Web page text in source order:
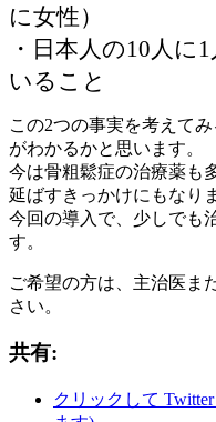
に女性）
・日本人の10人に
いること
この2つの事実を考えて
がわかるかと思います。
今は骨粗鬆症の治療薬も
延ばすきっかけにもなり
今回の導入で、少しでも
す。
ご希望の方は、主治医ま
さい。
共有:
クリックして